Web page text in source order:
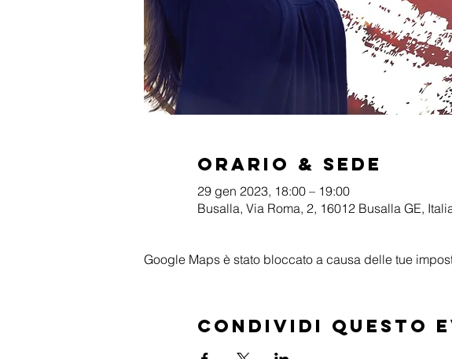
Orario & Sede
29 gen 2023, 18:00 – 19:00
Busalla, Via Roma, 2, 16012 Busalla GE,
Google Maps è stato bloccato a causa delle tue
Condividi questo